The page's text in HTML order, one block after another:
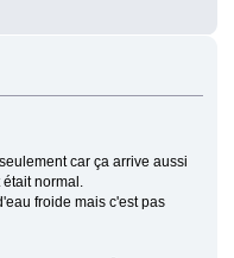
car ça arrive aussi
normal.
froide mais c'est pas